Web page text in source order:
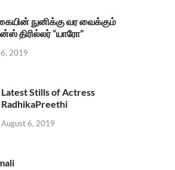
நுனிக்கு வர வைக்கும்
திரில்லர் “யாரோ”
2019
Latest Stills of Actress
RadhikaPreethi
August 6, 2019